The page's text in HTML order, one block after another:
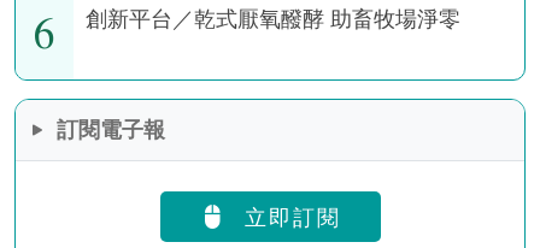
6 創新平台／乾式厭氧醱酵 助畜牧場淨零
訂閱電子報
立即訂閱